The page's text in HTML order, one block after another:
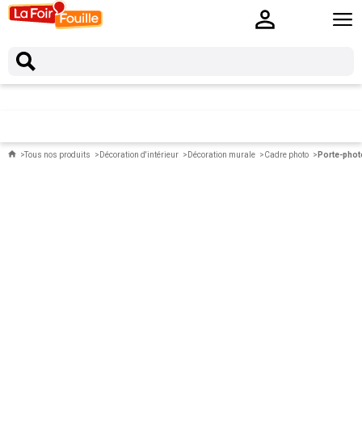
Tous nos produits Décoration d'intérieur Décoration murale Cadre photo Porte-